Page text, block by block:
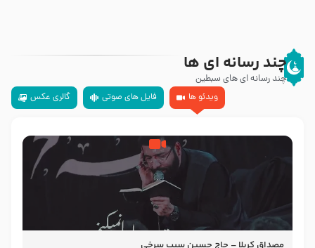
چند رسانه ای ها
چند رسانه ای های سبطین
ویدئو ها
فایل های صوتی گالری عکس
مصداق کربلا – حاج حسین سیب سرخی